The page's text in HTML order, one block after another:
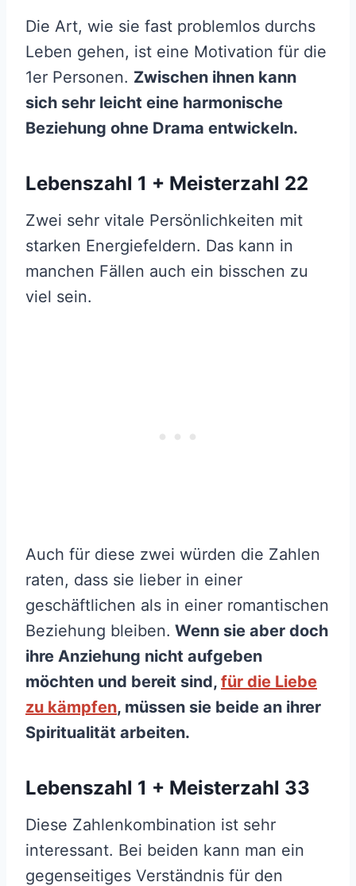
Die Art, wie sie fast problemlos durchs
Leben gehen, ist eine Motivation für die
1er Personen. Zwischen ihnen kann
sich sehr leicht eine harmonische
Beziehung ohne Drama entwickeln.
Lebenszahl 1 + Meisterzahl 22
Zwei sehr vitale Persönlichkeiten mit
starken Energiefeldern. Das kann in
manchen Fällen auch ein bisschen zu
viel sein.
Auch für diese zwei würden die Zahlen
raten, dass sie lieber in einer
geschäftlichen als in einer romantischen
Beziehung bleiben. Wenn sie aber doch
ihre Anziehung nicht aufgeben
möchten und bereit sind, für die Liebe
zu kämpfen, müssen sie beide an ihrer
Spiritualität arbeiten.
Lebenszahl 1 + Meisterzahl 33
Diese Zahlenkombination ist sehr
interessant. Bei beiden kann man ein
gegenseitiges Verständnis für den